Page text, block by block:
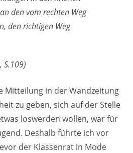
den vom rechten Weg
den richtigen Weg
S.109)
Mitteilung in der Wandzeitung
zu geben, sich auf der Stelle
loswerden wollen, war für
Deshalb führte ich vor
der Klassenrat in Mode